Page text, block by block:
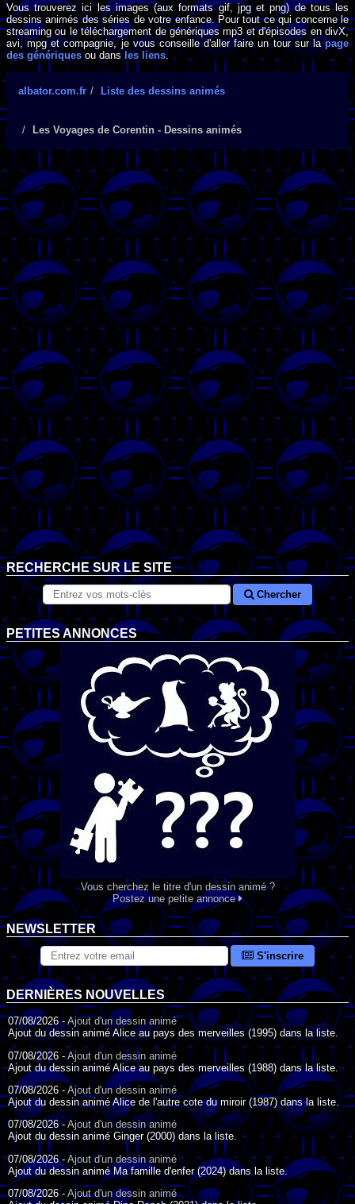
Vous trouverez ici les images (aux formats gif, jpg et png) de tous les
dessins animés des séries de votre enfance. Pour tout ce qui concerne le
streaming ou le téléchargement de génériques mp3 et d'épisodes en divX,
avi, mpg et compagnie, je vous conseille d'aller faire un tour sur lapage
des génériques ou dansles liens.
albator.com.fr Liste des dessins animés
Les Voyages de Corentin - Dessins animés
RECHERCHE SUR LE SITE
Chercher
PETITES ANNONCES
Vous cherchez le titre d'un dessin animé ?
Postez une petite annonce
NEWSLETTER
S'inscrire
DERNIÈRES NOUVELLES
07/08/2026 - Ajout d'un dessin animé
Ajout du dessin animé Alice au pays des merveilles (1995) dans la liste.
07/08/2026 - Ajout d'un dessin animé
Ajout du dessin animé Alice au pays des merveilles (1988) dans la liste.
07/08/2026 - Ajout d'un dessin animé
Ajout du dessin animé Alice de l'autre cote du miroir (1987) dans la liste.
07/08/2026 -Ajout d'un dessin animé
Ajout du dessin animé Ginger (2000) dans la liste.
07/08/2026 -Ajout d'un dessin animé
Ajout du dessin animé Ma famille d'enfer (2024) dans la liste.
07/08/2026 - Ajout d'un dessin animé